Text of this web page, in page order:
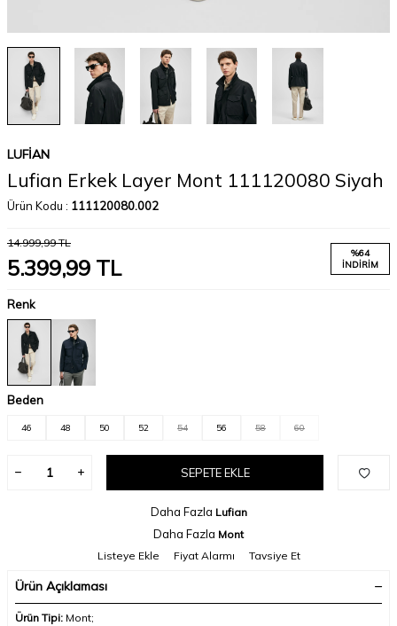
LUFIAN
Lufian Erkek Layer Mont 111120080 Siyah
Ürün Kodu : 111120080.002
14.999,99TL
5.399,99 TL
%64
İNDIRIM
Renk
Beden
46 48 50 52 54 56 58 60
SEPETE EKLE
Daha Fazla Lufian
Daha Fazla Mont
Listeye Ekle
Fiyat Alarmı Tavsiye Et
Ürün Açıklaması
Ürün Tipi: Mont;